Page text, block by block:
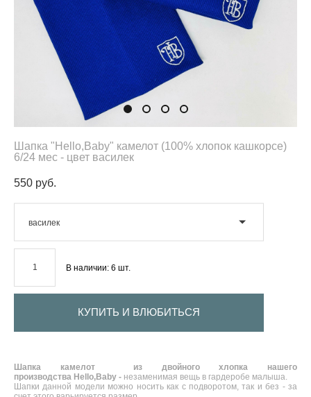
Шапка "Hello,Baby" камелот (100% хлопок кашкорсе)
6/24 мес - цвет василек
550 pуб.
василек
В наличии: 6 шт.
КУПИТЬ И ВЛЮБИТЬСЯ
Шапка камелот из двойного хлопка нашего
производства Hello,Baby - незаменимая вещь в гардеробе малыша.
Шапки данной модели можно носить как с подворотом, так и без - за